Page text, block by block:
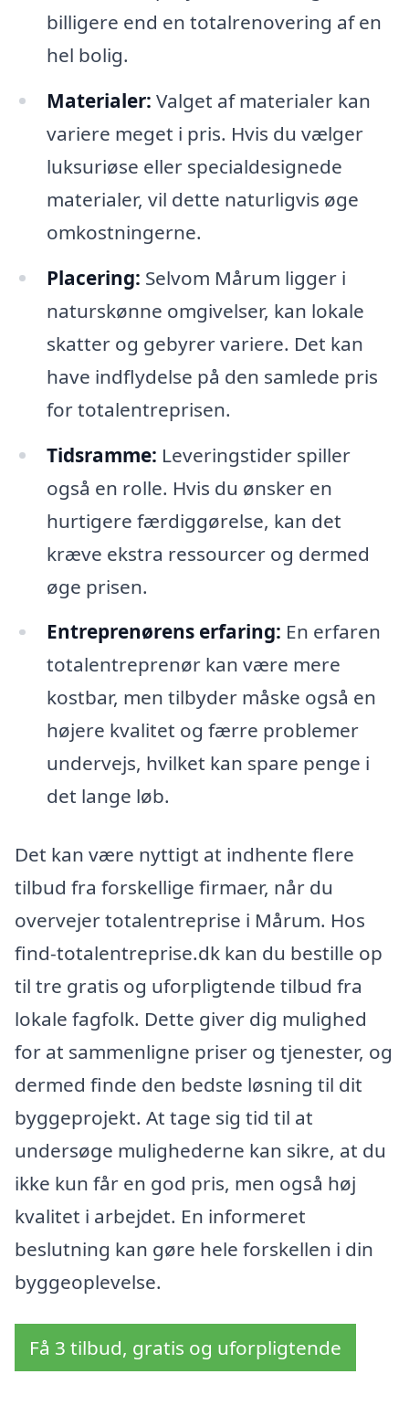
billigere end en totalrenovering af en
hel bolig.
Materialer: Valget af materialer kan
variere meget i pris. Hvis du vælger
luksuriøse eller specialdesignede
materialer, vil dette naturligvis øge
omkostningerne.
Placering: Selvom Mårum ligger i
naturskønne omgivelser, kan lokale
skatter og gebyrer variere. Det kan
have indflydelse på den samlede pris
for totalentreprisen.
Tidsramme: Leveringstider spiller
også en rolle. Hvis du ønsker en
hurtigere færdiggørelse, kan det
kræve ekstra ressourcer og dermed
øge prisen.
Entreprenørens erfaring: En erfaren
totalentreprenør kan være mere
kostbar, men tilbyder måske også en
højere kvalitet og færre problemer
undervejs, hvilket kan spare penge i
det lange løb.
Det kan være nyttigt at indhente flere
tilbud fra forskellige firmaer, når du
overvejer totalentreprise i Mårum. Hos
find-totalentreprise.dk kan du bestille op
til tre gratis og uforpligtende tilbud fra
lokale fagfolk. Dette giver dig mulighed
for at sammenligne priser og tjenester, og
dermed finde den bedste løsning til dit
byggeprojekt. At tage sig tid til at
undersøge mulighederne kan sikre, at du
ikke kun får en god pris, men også høj
kvalitet i arbejdet. En informeret
beslutning kan gøre hele forskellen i din
byggeoplevelse.
Få 3 tilbud, gratis og uforpligtende